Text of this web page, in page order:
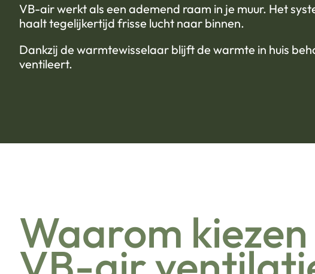
VB-air werkt als een ademend raam in je muur. Het
haalt tegelijkertijd frisse lucht naar binnen.
Dankzij de warmtewisselaar blijft de warmte in huis
ventileert.
Waarom